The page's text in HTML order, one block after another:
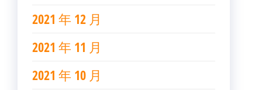
2021 年 12 月
2021 年 11 月
2021 年 10 月